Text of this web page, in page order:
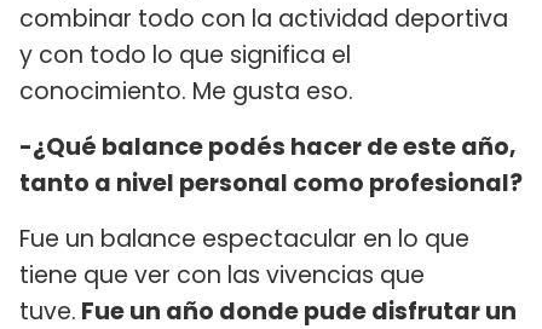
combinar todo con la actividad deportiva
y con todo lo que significa el
conocimiento. Me gusta eso.
-¿Qué balance podés hacer de este año,
tanto a nivel personal como profesional?
Fue un balance espectacular en lo que
tiene que ver con las vivencias que
tuve. Fue un año donde pude disfrutar un